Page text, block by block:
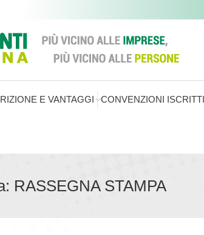
E VANTAGGI CONVENZIONI ISCRITTI
RASSEGNA STAMPA